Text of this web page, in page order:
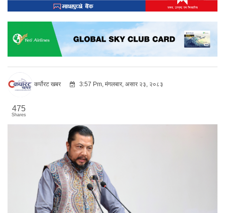
कर्पोरट खबर 3:57 Pm, मंगलबार, असार २३, २०८३
475
Shares